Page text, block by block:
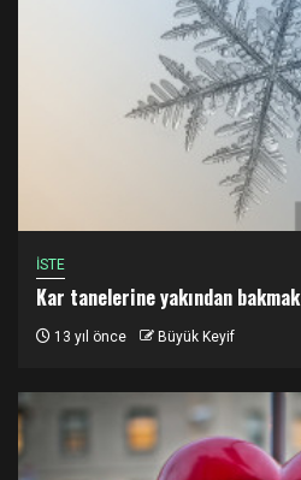
İSTE
Kar tanelerine yakından bakmak
13 yıl önce Büyük Keyif